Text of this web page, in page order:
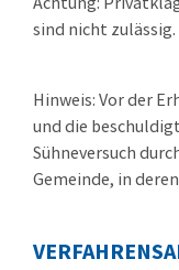
sind nicht zulässig.
Hinweis: Vor der
und die
Sühneversuch
Gemeinde, in